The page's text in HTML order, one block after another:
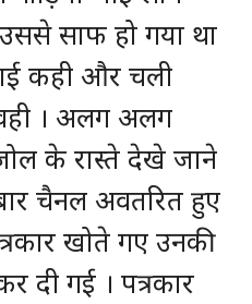
साफ हो गया था
कही और चली
। अलग अलग
के रास्ते देखे जाने
चैनल अवतरित हुए
खोते गए उनकी
दी गई । पत्रकार